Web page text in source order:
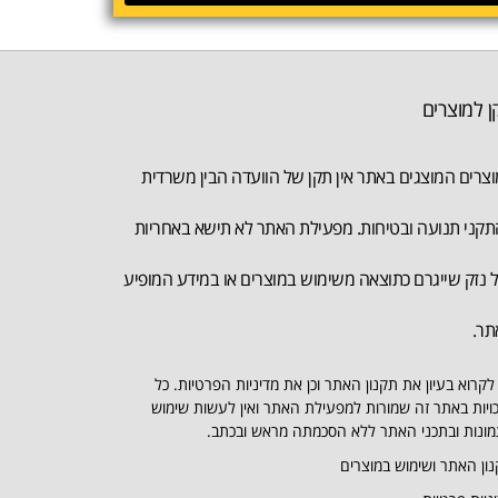
למוצרים
המוצגים באתר אין תקן של הוועדה הבין משרדית
תנועה ובטיחות. מפעילת האתר לא תישא באחריות
נזק שייגרם כתוצאה משימוש במוצרים או במידע המופיע
בעיון את תקנון האתר וכן את מדיניות הפרטיות. כל
באתר זה שמורות למפעילת האתר ואין לעשות שימוש
ובתכני האתר ללא הסכמתה מראש ובכתב.
האתר ושימוש במוצרים